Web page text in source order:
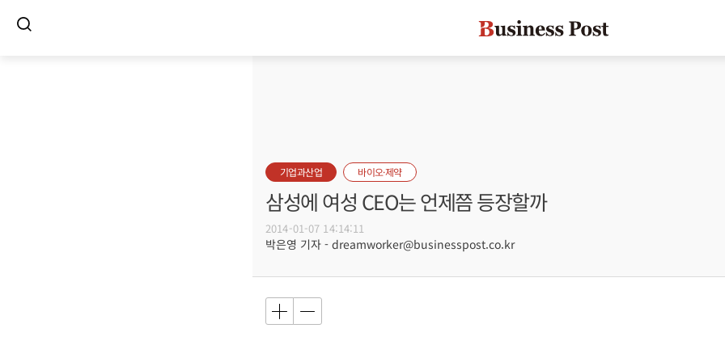
기업과산업 바이오·제약
삼성에 여성 CEO는 언제쯤 등장할까
2014-01-07 14:14:11
박은영 기자 - dreamworker@businesspost.co.kr